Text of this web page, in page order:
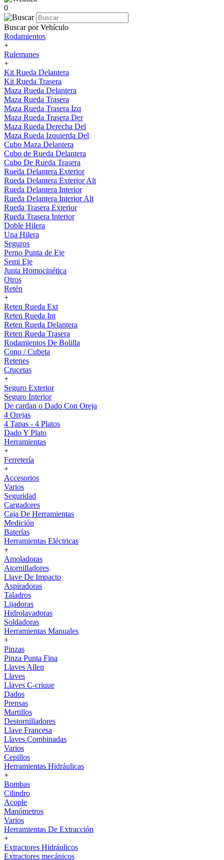
0
Buscar por Vehículo
Rodamientos
+
Rulemanes
+
Kit Rueda Delantera
Kit Rueda Trasera
Maza Rueda Delantera
Maza Rueda Trasera
Maza Rueda Trasera Izq
Maza Rueda Trasera Der
Maza Rueda Derecha Del
Maza Rueda Izquierda Del
Cubo Maza Delantera
Cubo de Rueda Delantera
Cubo De Rueda Trasera
Rueda Delantera Exterior
Rueda Delantera Exterior Alt
Rueda Delantera Interior
Rueda Delantera Interior Alt
Rueda Trasera Exterior
Rueda Trasera Interior
Doble Hilera
Una Hilera
Seguros
Perno Punta de Eje
Semi Eje
Junta Homocinética
Otros
Retén
+
Reten Rueda Ext
Reten Rueda Int
Reten Rueda Delantera
Reten Rueda Trasera
Rodamientos De Bolilla
Cono / Cubeta
Retenes
Crucetas
+
Seguro Exterior
Seguro Interior
De cardan o Dado Con Oreja
4 Orejas
4 Tapas - 4 Platos
Dado Y Plato
Herramientas
+
Ferretería
+
Accesorios
Varios
Seguridad
Cargadores
Caja De Herramientas
Medición
Baterías
Herramientas Eléctricas
+
Amoladoras
Atornilladores
Llave De Impacto
Aspiradoras
Taladros
Lijadoras
Hidrolavadoras
Soldadoras
Herramientas Manuales
+
Pinzas
Pinza Punta Fina
Llaves Allen
Llaves
Llaves C-crique
Dados
Prensas
Martillos
Destornilladores
Llave Francesa
Llaves Combinadas
Varios
Cepillos
Herramientas Hidráulicas
+
Bombas
Cilindro
Acople
Manómetros
Varios
Herramientas De Extracción
+
Extractores Hidráulicos
Extractores mecánicos